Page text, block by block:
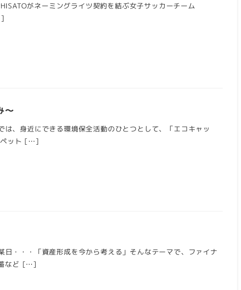
がネーミングライツ契約を結ぶ女子サッカーチーム
～
は、身近にできる環境保全活動のひとつとして、「エコキャッ
ペット […]
日・・・「資産形成を今から考える」そんなテーマで、ファイナ
蓄など […]